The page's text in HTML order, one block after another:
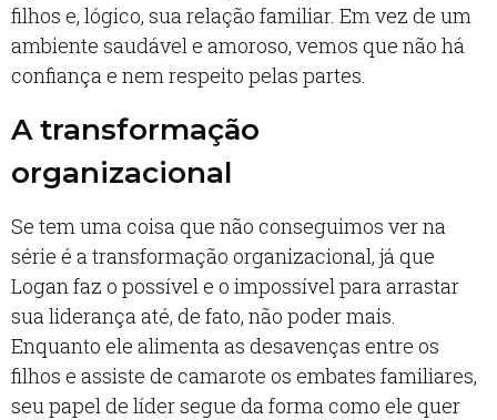
filhos e, lógico, sua relação familiar. Em vez de um
ambiente saudável e amoroso, vemos que não há
confiança e nem respeito pelas partes.
A transformação
organizacional
Se tem uma coisa que não conseguimos ver na
série é a transformação organizacional, já que
Logan faz o possível e o impossível para arrastar
sua liderança até, de fato, não poder mais.
Enquanto ele alimenta as desavenças entre os
filhos e assiste de camarote os embates familiares,
seu papel de líder segue da forma como ele quer